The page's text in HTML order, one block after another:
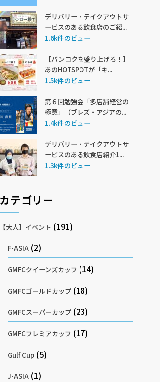
デリバリー・テイクアウトサ
ービスのある飲食店のご紹...
1.6k件のビュー
【バンコクを盛り上げろ！】
あのHOTSPOTが「キ...
1.5k件のビュー
第６回勉強会「多店舗経営の
極意」（ブレズ・アジアの...
1.4k件のビュー
デリバリー・テイクアウトサ
ービスのある飲食店紹介1...
1.3k件のビュー
カテゴリー
【大人】イベント (191)
F-ASIA(2)
GMFCクイーンズカップ(14)
GMFCゴールドカップ(18)
GMFCスーパーカップ(23)
GMFCプレミアカップ(17)
Gulf Cup(5)
J-ASIA(1)